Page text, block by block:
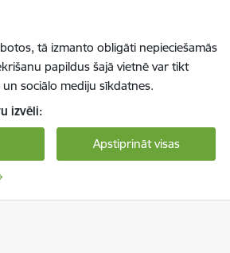
tā izmanto obligāti nepieciešamās
papildus šajā vietnē var tikt
sociālo mediju sīkdatnes.
izvēli:
Apstiprināt visas